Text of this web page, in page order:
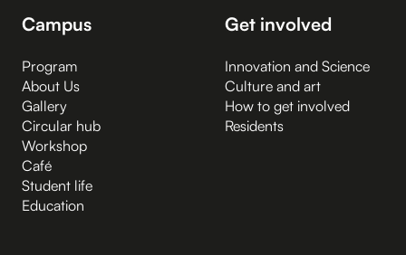
Campus
Program
About Us
Gallery
Circular hub
Workshop
Café
Student life
Education
Get involved
Innovation and Science
Culture and art
How to get involved
Residents